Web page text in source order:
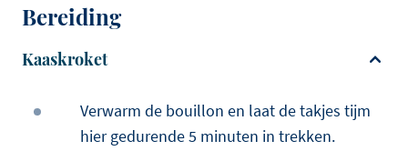
Bereiding
Kaaskroket
Verwarm de bouillon en laat de takjes tijm
hier gedurende 5 minuten in trekken.